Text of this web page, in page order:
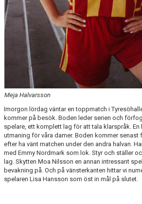
Meja Halvarsson
Imorgon lördag väntar en toppmatch i
kommer på besök. Boden leder serien och
spelare, ett komplett lag för att tala klarspråk. En
utmaning för våra damer. Boden kommer senast
efter ha vänt matchen under den andra halvan.
med Emmy Nordmark som lok. Styr och ställer
lag. Skytten Moa Nilsson en annan intressant
bevakning på. Och på vänsterkanten hittar vi
spelaren Lisa Hansson som öst in mål på slutet.